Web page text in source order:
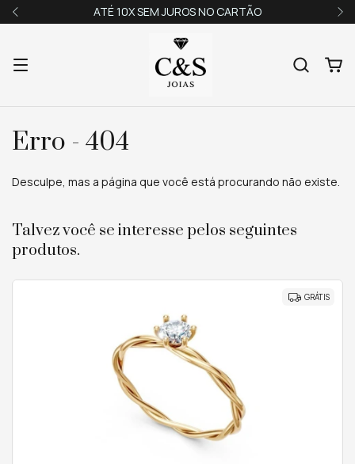
ATÉ 10X SEM JUROS NO CARTÃO
Erro - 404
Desculpe, mas a página que você está procurando não existe.
Talvez você se interesse pelos seguintes
produtos.
GRÁTIS